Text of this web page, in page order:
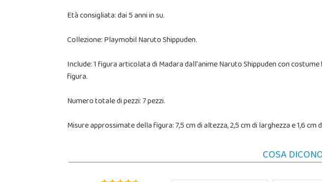
Età consigliata: dai 5 anni in su.
Collezione: Playmobil Naruto Shippuden.
Include: 1 figura articolata di Madara dall'anime Naruto Shippuden con
figura.
Numero totale di pezzi: 7 pezzi.
Misure approssimate della figura: 7,5 cm di altezza, 2,5 cm di larghezza e 1,6
COSA